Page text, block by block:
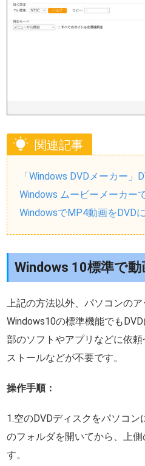
関連記事
「Windows DVDメーカー」
Windows ムービーメーカー
WindowsでMP4動画をDVD
Windows 10標準で
上記の方法以外、パソコンのア
Windows10の標準機能でも
部のソフトやアプリなどに依
ストールなどが不要です。
操作手順：
1.空のDVDディスクをパソコ
のフォルダを開いてから、上
す。